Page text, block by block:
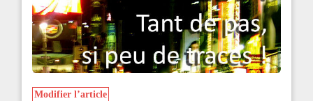
Modifier l’article